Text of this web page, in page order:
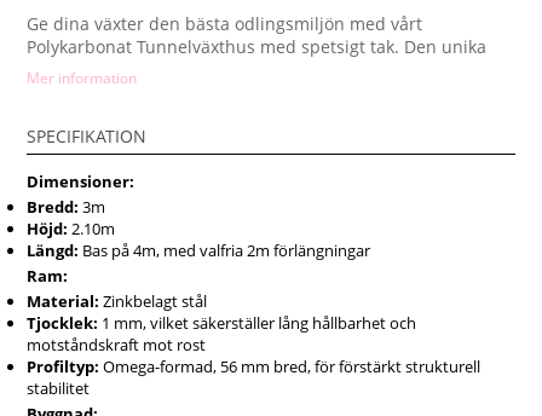
Ge dina växter den bästa odlingsmiljön med vårt
Polykarbonat Tunnelväxthus med spetsigt tak. Den unika
takdesignen kombinerar praktisk funktionalitet med stil,
väderförhållanden.
Innovativ Design för Bättre Prestanda
Det spetsiga taket gör inte bara växthuset estetiskt
tilltalande utan förbättrar även snö- och vattendräneringen,
vilket minskar belastningen på konstruktionen under
vintermånaderna. Aluminiumramen i kombination med 4
mm UV-beständiga polykarbonatskivor ger optimalt skydd
och isolering för dina växter.
Fördelar med Polykarbonat Tunnelväxthus
med Spetsigt Tak
Mer information
SPECIFIKATION
Dimensioner:
Bredd: 3m
Höjd: 2.10m
Längd: Bas på 4m, med valfria 2m förlängningar
Ram:
Material: Zinkbelagt stål
Tjocklek: 1 mm, vilket säkerställer lång hållbarhet och
motståndskraft mot rost
Profiltyp: Omega-formad, 56 mm bred, för förstärkt strukturell
stabilitet